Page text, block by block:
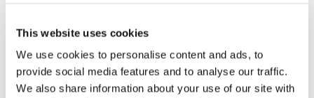
This website uses cookies
We use cookies to personalise content and ads, to
provide social media features and to analyse our traffic.
We also share information about your use of our site with
högt kostnadstryck